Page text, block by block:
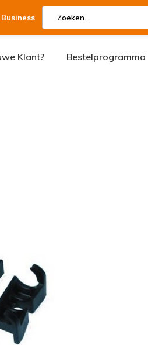
Klant? Bestelprogramma